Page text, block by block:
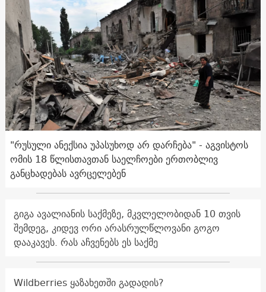
"რუსული ანექსია უპასუხოდ არ დარჩება" - აგვისტოს
ომის 18 წლისთავთან საელჩოები ერთობლივ
განცხადებას ავრცელებენ
გიგა ავალიანის საქმეზე, მკვლელობიდან 10 თვის
შემდეგ, კიდევ ორი არასრულწლოვანი გოგო
დააკავეს. რას აჩვენებს ეს საქმე
Wildberries ყაზახეთში გადადის?